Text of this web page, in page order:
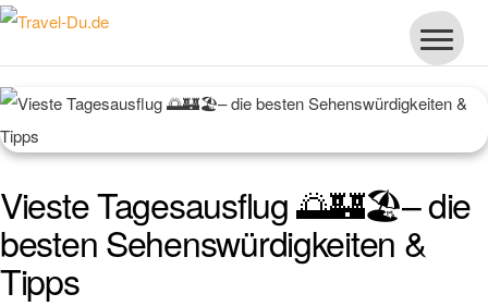
Vieste Tagesausflug 🌅🏰🏖️– die
besten Sehenswürdigkeiten &
Tipps